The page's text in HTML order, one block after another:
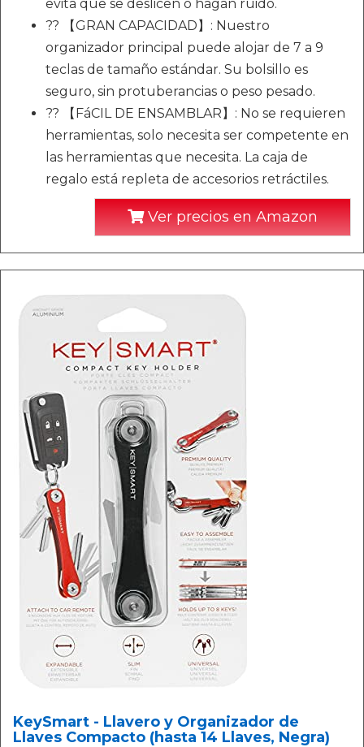
evita que se deslicen o hagan ruido.
?? 【GRAN CAPACIDAD】: Nuestro
organizador principal puede alojar de 7 a 9
teclas de tamaño estándar. Su bolsillo es
seguro, sin protuberancias o peso pesado.
?? 【FáCIL DE ENSAMBLAR】: No se requieren
herramientas, solo necesita ser competente en
las herramientas que necesita. La caja de
regalo está repleta de accesorios retráctiles.
Ver precios en Amazon
KeySmart - Llavero y Organizador de
Llaves Compacto (hasta 14 Llaves, Negra)